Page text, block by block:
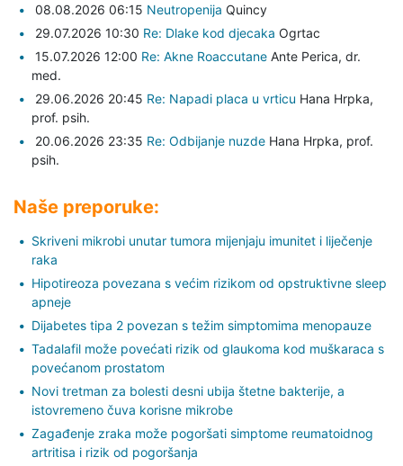
08.08.2026 06:15 Neutropenija Quincy
29.07.2026 10:30 Re: Dlake kod djecaka Ogrtac
15.07.2026 12:00 Re: Akne Roaccutane Ante Perica, dr.
med.
29.06.2026 20:45 Re: Napadi placa u vrticu Hana Hrpka,
prof. psih.
20.06.2026 23:35 Re: Odbijanje nuzde Hana Hrpka, prof.
psih.
Naše preporuke:
Skriveni mikrobi unutar tumora mijenjaju imunitet i liječenje
raka
Hipotireoza povezana s većim rizikom od opstruktivne sleep
apneje
Dijabetes tipa 2 povezan s težim simptomima menopauze
Tadalafil može povećati rizik od glaukoma kod muškaraca s
povećanom prostatom
Novi tretman za bolesti desni ubija štetne bakterije, a
istovremeno čuva korisne mikrobe
Zagađenje zraka može pogoršati simptome reumatoidnog
artritisa i rizik od pogoršanja